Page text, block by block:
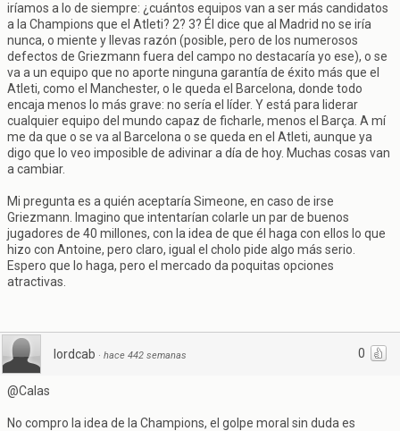
iríamos a lo de siempre: ¿cuántos equipos van a ser más candidatos
a la Champions que el Atleti? 2? 3? Él dice que al Madrid no se iría
nunca, o miente y llevas razón (posible, pero de los numerosos
defectos de Griezmann fuera del campo no destacaría yo ese), o se
va a un equipo que no aporte ninguna garantía de éxito más que el
Atleti, como el Manchester, o le queda el Barcelona, donde todo
encaja menos lo más grave: no sería el líder. Y está para liderar
cualquier equipo del mundo capaz de ficharle, menos el Barça. A mí
me da que o se va al Barcelona o se queda en el Atleti, aunque ya
digo que lo veo imposible de adivinar a día de hoy. Muchas cosas van
a cambiar.
Mi pregunta es a quién aceptaría Simeone, en caso de irse
Griezmann. Imagino que intentarían colarle un par de buenos
jugadores de 40 millones, con la idea de que él haga con ellos lo que
hizo con Antoine, pero claro, igual el cholo pide algo más serio.
Espero que lo haga, pero el mercado da poquitas opciones
atractivas.
0
lordcab · hace 442 semanas
@Calas
No compro la idea de la Champions, el golpe moral sin duda es